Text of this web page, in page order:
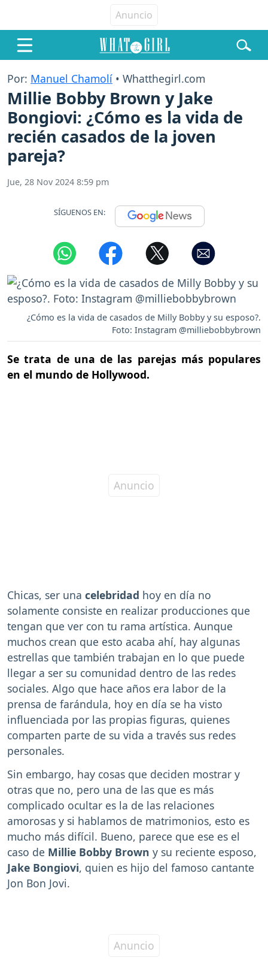
Por: Manuel Chamolí • Whatthegirl.com
Millie Bobby Brown y Jake
Bongiovi: ¿Cómo es la vida de
recién casados de la joven
pareja?
Jue, 28 Nov 2024 8:59 pm
SÍGUENOS EN:
¿Cómo es la vida de casados de Milly Bobby y su esposo?.
Foto: Instagram @milliebobbybrown
Se trata de una de las parejas más populares
en el mundo de Hollywood.
Chicas, ser una celebridad hoy en día no
solamente consiste en realizar producciones que
tengan que ver con tu rama artística. Aunque
muchos crean que esto acaba ahí, hay algunas
estrellas que también trabajan en lo que puede
llegar a ser su comunidad dentro de las redes
sociales. Algo que hace años era labor de la
prensa de farándula, hoy en día se ha visto
influenciada por las propias figuras, quienes
comparten parte de su vida a través sus redes
personales.
Sin embargo, hay cosas que deciden mostrar y
otras que no, pero una de las que es más
complicado ocultar es la de las relaciones
amorosas y si hablamos de matrimonios, esto es
mucho más difícil. Bueno, parece que ese es el
caso de Millie Bobby Brown y su reciente esposo,
Jake Bongiovi, quien es hijo del famoso cantante
Jon Bon Jovi.